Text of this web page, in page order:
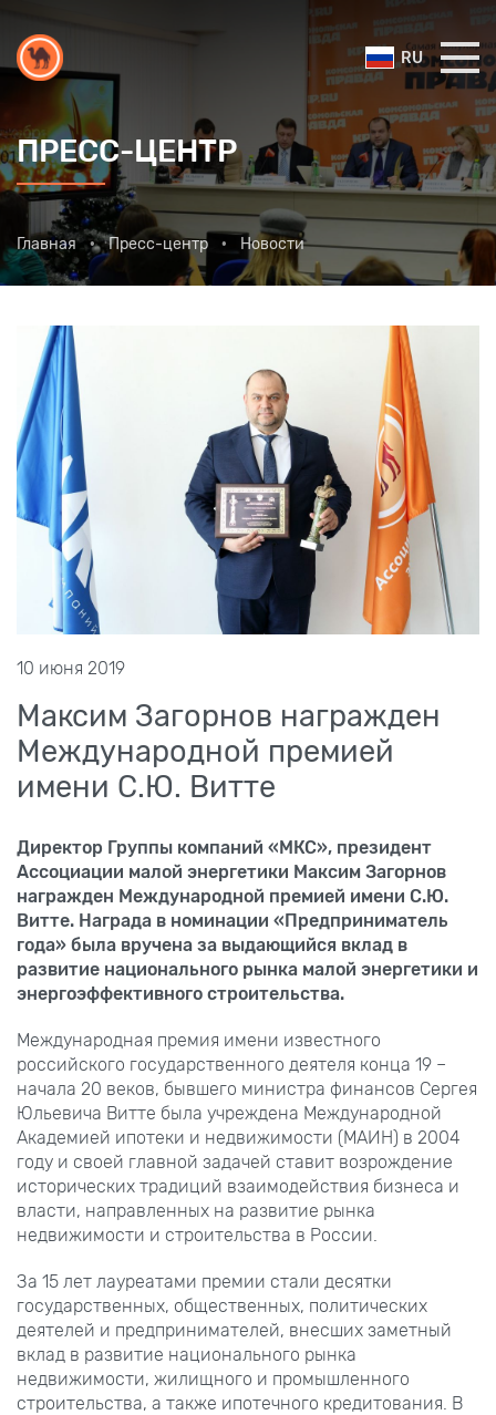
RU
ПРЕСС-ЦЕНТР
Главная Пресс-центр Новости
10 июня 2019
Максим Загорнов награжден
Международной премией
имени С.Ю. Витте
Директор Группы компаний «МКС», президент
Ассоциации малой энергетики Максим Загорнов
награжден Международной премией имени С.Ю.
Витте. Награда в номинации «Предприниматель
года» была вручена за выдающийся вклад в
развитие национального рынка малой энергетики и
энергоэффективного строительства.
Международная премия имени известного
российского государственного деятеля конца 19 –
начала 20 веков, бывшего министра финансов Сергея
Юльевича Витте была учреждена Международной
Академией ипотеки и недвижимости (МАИН) в 2004
году и своей главной задачей ставит возрождение
исторических традиций взаимодействия бизнеса и
власти, направленных на развитие рынка
недвижимости и строительства в России.
За 15 лет лауреатами премии стали десятки
государственных, общественных, политических
деятелей и предпринимателей, внесших заметный
вклад в развитие национального рынка
недвижимости, жилищного и промышленного
строительства, а также ипотечного кредитования. В